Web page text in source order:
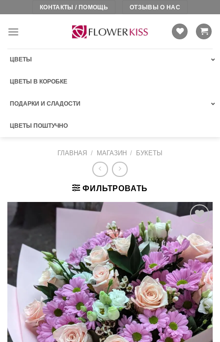
content
КОНТАКТЫ / ПОМОЩЬ ОТЗЫВЫ О НАС
ЦВЕТЫ
ЦВЕТЫ В КОРОБКЕ
ПОДАРКИ И СЛАДОСТИ
ЦВЕТЫ ПОШТУЧНО
ГЛАВНАЯ / МАГАЗИН / БУКЕТЫ
ФИЛЬТРОВАТЬ
В
избранное